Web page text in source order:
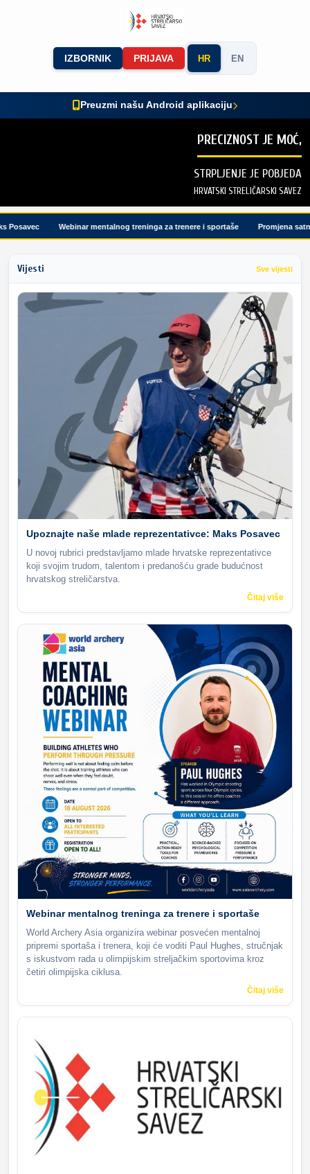
IZBORNIK PRIJAVA HR EN
Preuzmi našu Android aplikaciju
PRECIZNOST JE MOĆ,
STRPLJENJE JE POBJEDA
HRVATSKI STRELIČARSKI SAVEZ
Webinar mentalnog treninga za trenere i sportaše Promjena
Vijesti Sve vijesti
Upoznajte naše mlade reprezentativce: Maks Posavec
U novoj rubrici predstavljamo mlade hrvatske reprezentativce
koji svojim trudom, talentom i predanošću grade budućnost
hrvatskog streličarstva.
Čitaj više
Webinar mentalnog treninga za trenere i sportaše
World Archery Asia organizira webinar posvećen mentalnoj
pripremi sportaša i trenera, koji će voditi Paul Hughes, stručnjak
s iskustvom rada u olimpijskim streljačkim sportovima kroz
četiri olimpijska ciklusa.
Čitaj više